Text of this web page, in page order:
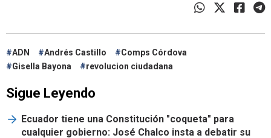
ADN Andrés Castillo
Comps Córdova
Gisella Bayona
revolucion ciudadana
Sigue Leyendo
Ecuador tiene una Constitución "coqueta" para
cualquier gobierno: José Chalco insta a debatir su